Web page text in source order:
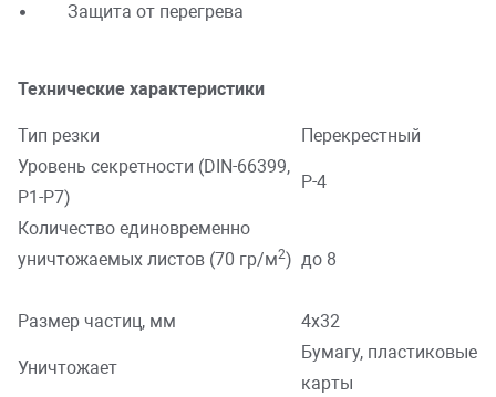
• Защита от перегрева
Технические характеристики
Тип резки
Перекрестный
Уровень секретности (DIN-66399,
P1-P7)
P-4
Количество единовременно
уничтожаемых листов (70 гр/м2) до 8
Размер частиц, мм 4х32
Уничтожает
Бумагу, пластиковые
карты